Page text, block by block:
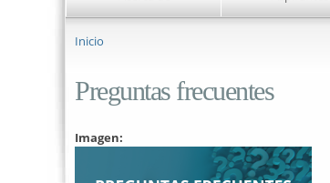
Inicio
Preguntas frecuentes
Imagen: